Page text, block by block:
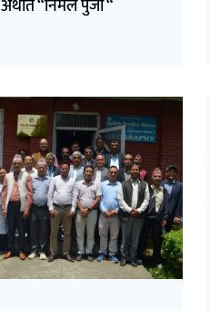
अर्थात “निर्मल पुर्जा “